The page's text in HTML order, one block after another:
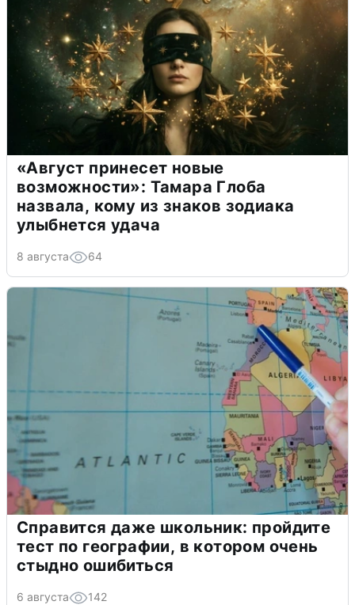
«Август принесет новые
возможности»: Тамара Глоба
назвала, кому из знаков зодиака
улыбнется удача
8 августа 64
Справится даже школьник: пройдите
тест по географии, в котором очень
стыдно ошибиться
6 августа 142